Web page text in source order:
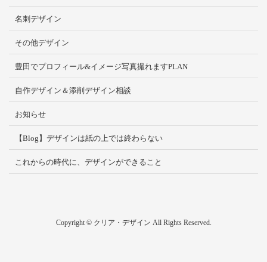
名刺デザイン
その他デザイン
豊田でプロフィール&イメージ写真撮れますPLAN
自作デザイン＆添削デザイン相談
お知らせ
【Blog】デザインは紙の上では終わらない
これからの時代に、デザインができること
Copyright © クリア・デザイン All Rights Reserved.